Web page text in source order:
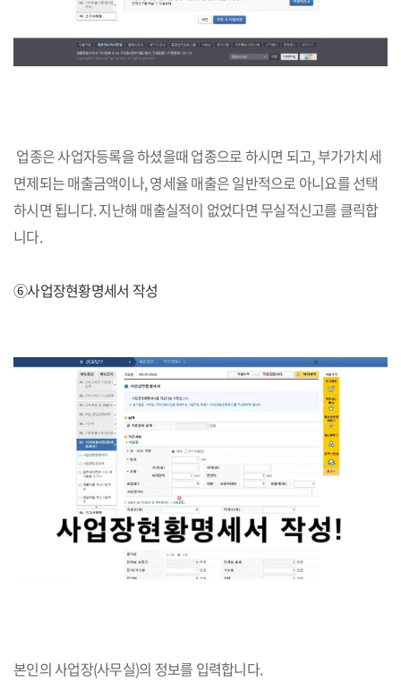
업종은 사업자등록을 하셨을때 업종으로 하시면 되고, 부가가치세
면제되는 매출금액이나, 영세율 매출은 일반적으로 아니요를 선택
하시면 됩니다. 지난해 매출실적이 없었다면 무실적신고를 클릭합
니다.
⑥사업장현황명세서 작성
본인의 사업장(사무실)의 정보를 입력합니다.